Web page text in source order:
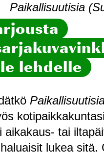
Paikallisuutisia
lehdelle
aikakaus- tai
lukea